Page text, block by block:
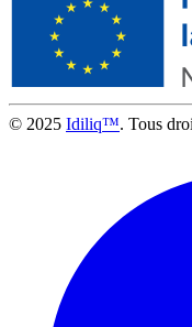
© 2025 Idiliq™. Tous